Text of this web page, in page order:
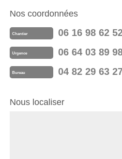
Nos coordonnées
Chantier 06 16 98 62
Urgence 06 64 03 89
Bureau 04 82 29 63
Nous localiser